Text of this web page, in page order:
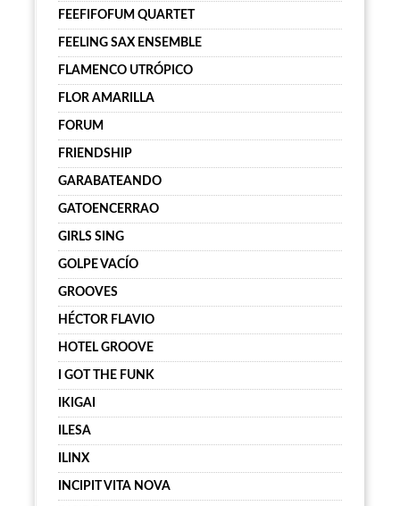
FEEFIFOFUM QUARTET
FEELING SAX ENSEMBLE
FLAMENCO UTRÓPICO
FLOR AMARILLA
FORUM
FRIENDSHIP
GARABATEANDO
GATOENCERRAO
GIRLS SING
GOLPE VACÍO
GROOVES
HÉCTOR FLAVIO
HOTEL GROOVE
I GOT THE FUNK
IKIGAI
ILESA
ILINX
INCIPIT VITA NOVA